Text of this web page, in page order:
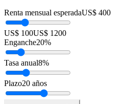
Renta mensual esperadaUS$ 400
US$ 100US$ 1200
Enganche20%
Tasa anual8%
Plazo20 años